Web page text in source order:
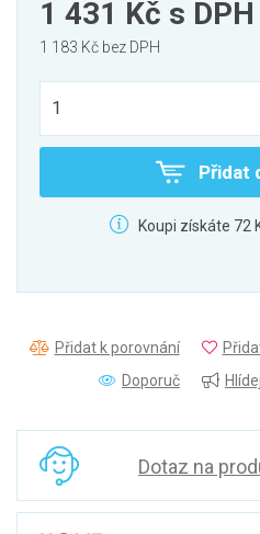
1 431 Kč s DPH
1 183 Kč bez DPH
Přidat
Koupi získáte 72
Přidat k porovnání
Doporuč
Hlídej
Dotaz na